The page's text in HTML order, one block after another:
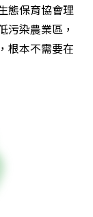
態保育協會理
污染農業區，
根本不需要在